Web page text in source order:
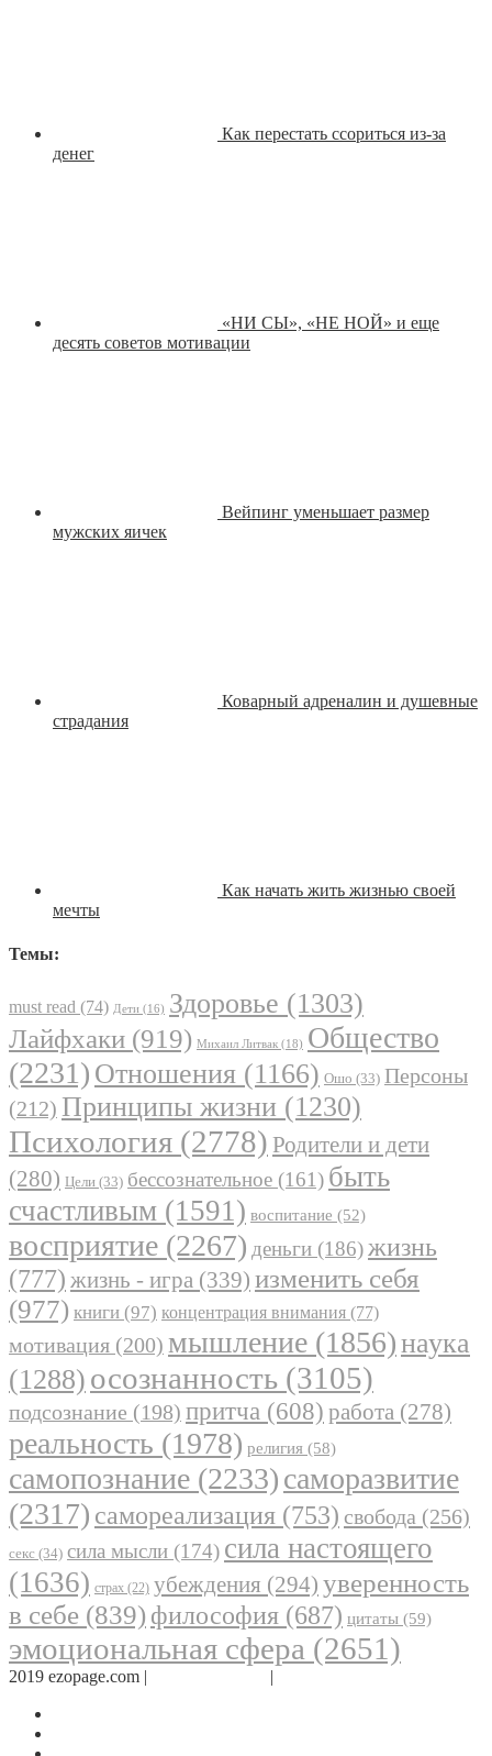
Как перестать ссориться из-за
денег
«НИ СЫ», «НЕ НОЙ» и еще
десять советов мотивации
Вейпинг уменьшает размер
мужских яичек
Коварный адреналин и душевные
страдания
Как начать жить жизнью своей
мечты
Темы:
must read (74) Дети (16) Здоровье (1303)
Лайфхаки (919) Михаил Литвак (18) Общество
(2231) Отношения (1166) Ошо (33) Персоны
(212) Принципы жизни (1230)
Психология (2778) Родители и дети
(280) Цели (33) бессознательное (161) быть
счастливым (1591) воспитание (52)
восприятие (2267) деньги (186)жизнь
(777) жизнь - игра (339) изменить себя
(977) книги (97) концентрация внимания (77)
мотивация (200) мышление (1856)наука
(1288) осознанность (3105)
подсознание (198) притча (608) работа (278)
реальность (1978) религия (58)
самопознание (2233)саморазвитие
(2317) самореализация (753) свобода (256)
секс (34) сила мысли (174) сила настоящего
(1636) страх (22) убеждения (294) уверенность
в себе (839) философия (687) цитаты (59)
эмоциональная сфера (2651)
2019 ezopage.com | |